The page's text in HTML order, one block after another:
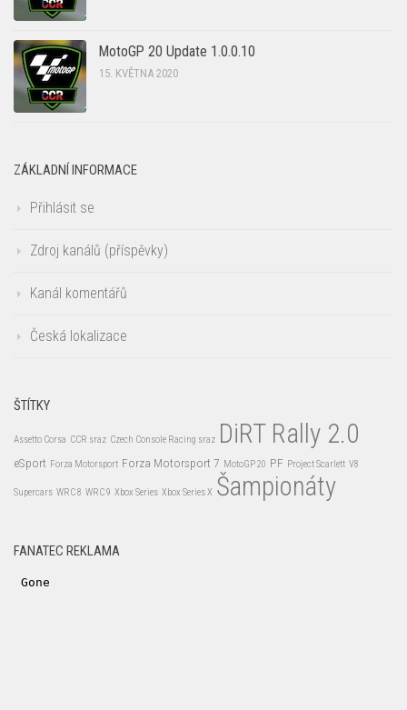
MotoGP 20 Update 1.0.0.10
15. KVĚTNA 2020
ZÁKLADNÍ INFORMACE
Přihlásit se
Zdroj kanálů (příspěvky)
Kanál komentářů
Česká lokalizace
ŠTÍTKY
Assetto Corsa CCR sraz Czech Console Racing sraz DiRT Rally 2.0
eSport Forza Motorsport Forza Motorsport 7 MotoGP 20 PF Project Scarlett V8
Supercars WRC 8 WRC 9 Xbox Series Xbox Series X Šampionáty
FANATEC REKLAMA